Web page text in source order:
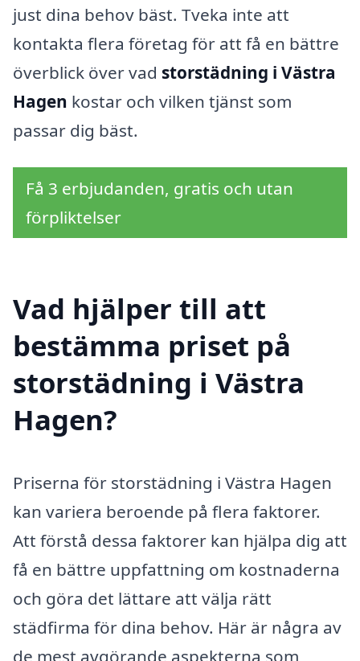
just dina behov bäst. Tveka inte att
kontakta flera företag för att få en bättre
överblick över vad storstädning i Västra
Hagen kostar och vilken tjänst som
passar dig bäst.
Få 3 erbjudanden, gratis och utan
förpliktelser
Vad hjälper till att
bestämma priset på
storstädning i Västra
Hagen?
Priserna för storstädning i Västra Hagen
kan variera beroende på flera faktorer.
Att förstå dessa faktorer kan hjälpa dig att
få en bättre uppfattning om kostnaderna
och göra det lättare att välja rätt
städfirma för dina behov. Här är några av
de mest avgörande aspekterna som